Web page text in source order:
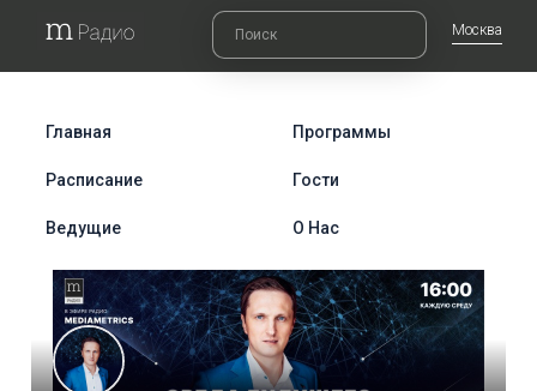
Москва
Главная Программы
Расписание Гости
Ведущие О Нас